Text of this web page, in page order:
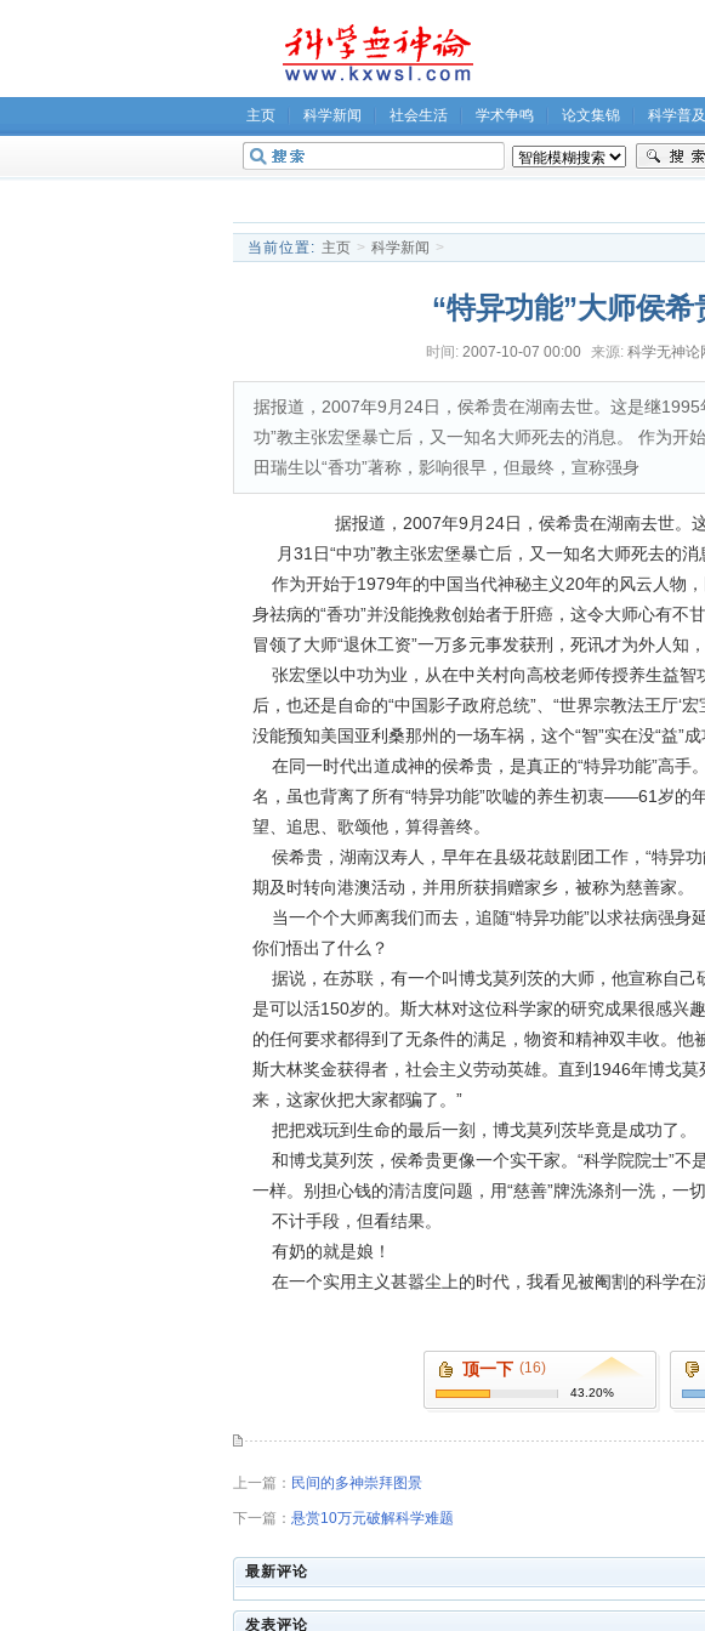
主页 科学新闻 社会生活 学术争鸣 论文集锦 科学普及
无神论坛
当前位置: 主页 > 科学新闻 >
“特异功能”大师侯
时间: 2007-10-07 00:00 来源: 科学无神论
据报道，2007年9月24日，侯希贵在湖南去世。这是继
功”教主张宏堡暴亡后，又一知名大师死去的消息。 作为开
田瑞生以“香功”著称，影响很早，但最终，宣称强身
据报道，2007年9月24日，侯希贵在湖南去世。
月31日“中功”教主张宏堡暴亡后，又一知名大师死去的消
作为开始于1979年的中国当代神秘主义20年的风云人物
身祛病的“香功”并没能挽救创始者于肝癌，这令大师心有不
冒领了大师“退休工资”一万多元事发获刑，死讯才为外人知
张宏堡以中功为业，从在中关村向高校老师传授养生益智
后，也还是自命的“中国影子政府总统”、“世界宗教法王厅‘
没能预知美国亚利桑那州的一场车祸，这个“智”实在没“益”
在同一时代出道成神的侯希贵，是真正的“特异功能”高手
名，虽也背离了所有“特异功能”吹嘘的养生初衷――61岁
望、追思、歌颂他，算得善终。
侯希贵，湖南汉寿人，早年在县级花鼓剧团工作，“特异
期及时转向港澳活动，并用所获捐赠家乡，被称为慈善家。
当一个个大师离我们而去，追随“特异功能”以求祛病强身
你们悟出了什么？
据说，在苏联，有一个叫博戈莫列茨的大师，他宣称自己
是可以活150岁的。斯大林对这位科学家的研究成果很感兴
的任何要求都得到了无条件的满足，物资和精神双丰收。他
斯大林奖金获得者，社会主义劳动英雄。直到1946年博戈
来，这家伙把大家都骗了。”
把把戏玩到生命的最后一刻，博戈莫列茨毕竟是成功了。
和博戈莫列茨，侯希贵更像一个实干家。“科学院院士”不
一样。别担心钱的清洁度问题，用“慈善”牌洗涤剂一洗，一切
不计手段，但看结果。
有奶的就是娘！
在一个实用主义甚嚣尘上的时代，我看见被阉割的科学在
顶一下 (16)
43.20%
上一篇： 民间的多神崇拜图景
下一篇： 悬赏10万元破解科学难题
最新评论
发表评论